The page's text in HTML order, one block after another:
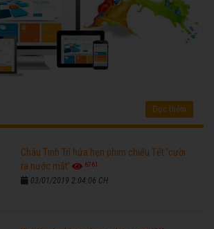
Đọc thêm
Châu Tinh Trì hứa hẹn phim chiếu Tết 'cười
ra nước mắt'
6761
03/01/2019 2:04:06 CH